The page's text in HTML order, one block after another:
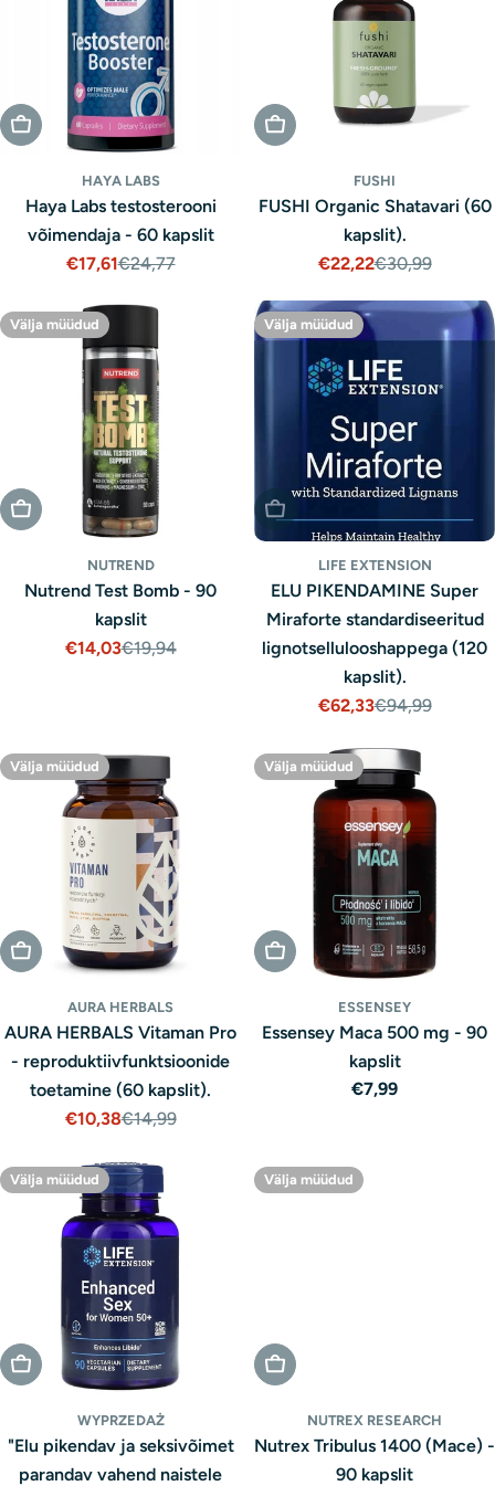
Välja Müüdud
HAYA LABS
Haya Labs testosterooni
võimendaja - 60 kapslit
Müügihind
€17,61Tavaline
€24,77
Välja Müüdud
FUSHI
FUSHI Organic Shatavari (60
kapslit).
Müügihind
€22,22Tavaline
€30,99
Välja müüdud
Välja Müüdud
NUTREND
Nutrend Test Bomb - 90
kapslit
Müügihind
€14,03Tavaline
€19,94
Välja müüdud
Välja Müüdud
LIFE EXTENSION
ELU PIKENDAMINE Super
Miraforte standardiseeritud
lignotsellulooshappega (120
kapslit).
Müügihind
€62,33Tavaline
€94,99
Välja müüdud
Välja Müüdud
AURA HERBALS
AURA HERBALS Vitaman Pro
- reproduktiivfunktsioonide
toetamine (60 kapslit).
Müügihind
€10,38Tavaline
€14,99
Välja müüdud
Välja Müüdud
ESSENSEY
Essensey Maca 500 mg - 90
kapslit
Tavaline
€7,99
Välja müüdud
Välja Müüdud
WYPRZEDAŻ
"Elu pikendav ja seksivõimet
parandav vahend naistele
Välja müüdud
Välja Müüdud
NUTREX RESEARCH
Nutrex Tribulus 1400 (Mace) -
90 kapslit